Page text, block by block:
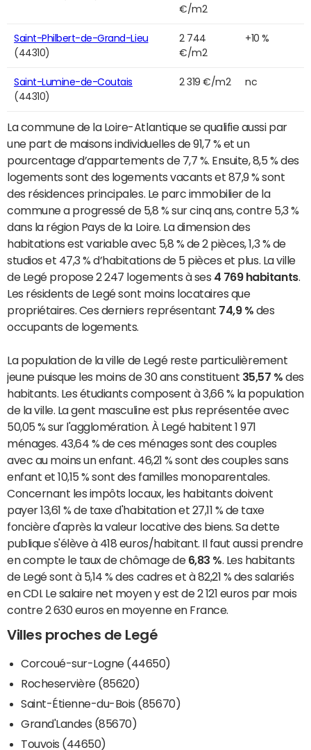
€/m2
Saint-Philbert-de-Grand-Lieu
(44310)
2 744
€/m2
+10 %
Saint-Lumine-de-Coutais
(44310)
2 319 €/m2 nc
La commune de la Loire-Atlantique se qualifie aussi par
une part de maisons individuelles de 91,7 % et un
pourcentage d’appartements de 7,7 %. Ensuite, 8,5 % des
logements sont des logements vacants et 87,9 % sont
des résidences principales. Le parc immobilier de la
commune a progressé de 5,8 % sur cinq ans, contre 5,3 %
dans la région Pays de la Loire. La dimension des
habitations est variable avec 5,8 % de 2 pièces, 1,3 % de
studios et 47,3 % d’habitations de 5 pièces et plus. La ville
de Legé propose 2 247 logements à ses 4 769 habitants.
Les résidents de Legé sont moins locataires que
propriétaires. Ces derniers représentant 74,9 % des
occupants de logements.
La population de la ville de Legé reste particulièrement
jeune puisque les moins de 30 ans constituent 35,57 % des
habitants. Les étudiants composent à 3,66 % la population
de la ville. La gent masculine est plus représentée avec
50,05 % sur l'agglomération. À Legé habitent 1 971
ménages. 43,64 % de ces ménages sont des couples
avec au moins un enfant. 46,21 % sont des couples sans
enfant et 10,15 % sont des familles monoparentales.
Concernant les impôts locaux, les habitants doivent
payer 13,61 % de taxe d'habitation et 27,11 % de taxe
foncière d'après la valeur locative des biens. Sa dette
publique s'élève à 418 euros/habitant. Il faut aussi prendre
en compte le taux de chômage de 6,83 % . Les habitants
de Legé sont à 5,14 % des cadres et à 82,21 % des salariés
en CDI. Le salaire net moyen y est de 2 121 euros par mois
contre 2 630 euros en moyenne en France.
Villes proches de Legé
Corcoué-sur-Logne (44650)
Rocheservière (85620)
Saint-Étienne-du-Bois (85670)
Grand'Landes (85670)
Touvois (44650)